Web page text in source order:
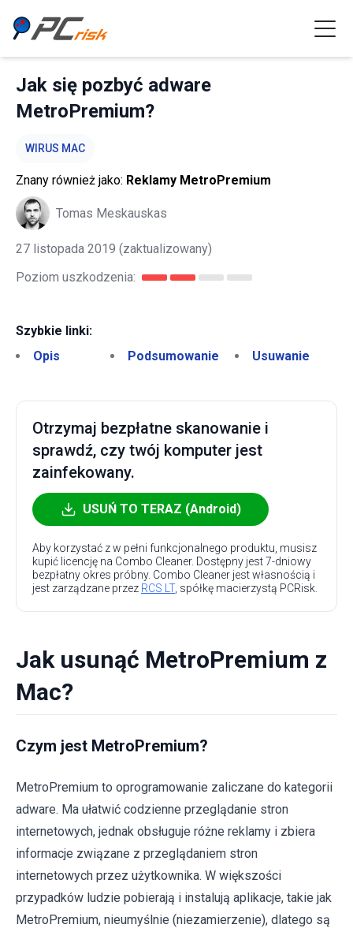
Jak się pozbyć adware
MetroPremium?
WIRUS MAC
Znany również jako: Reklamy MetroPremium
Tomas Meskauskas
27 listopada 2019 (zaktualizowany)
Poziom uszkodzenia:
Szybkie linki:
Opis
Podsumowanie Usuwanie
Otrzymaj bezpłatne skanowanie i
sprawdź, czy twój komputer jest
zainfekowany.
USUŃ TO TERAZ (Android)
Aby korzystać z w pełni funkcjonalnego produktu, musisz
kupić licencję na Combo Cleaner. Dostępny jest 7-dniowy
bezpłatny okres próbny. Combo Cleaner jest własnością i
jest zarządzane przez RCS LT, spółkę macierzystą PCRisk.
Jak usunąć MetroPremium z
Mac?
Czym jest MetroPremium?
MetroPremium to oprogramowanie zaliczane do kategorii
adware. Ma ułatwić codzienne przeglądanie stron
internetowych, jednak obsługuje różne reklamy i zbiera
informacje związane z przeglądaniem stron
internetowych przez użytkownika. W większości
przypadków ludzie pobierają i instalują aplikacje, takie jak
MetroPremium, nieumyślnie (niezamierzenie), dlatego są